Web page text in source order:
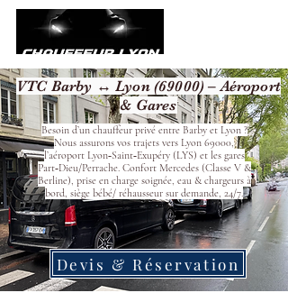
VTC Barby ↔ Lyon (69000) – Aéroport
& Gares
Besoin d’un chauffeur privé entre Barby et Lyon ?
Nous assurons vos trajets vers Lyon 69000,
l’aéroport Lyon‑Saint‑Exupéry (LYS) et les gares
Part‑Dieu/Perrache. Confort Mercedes (Classe V &
Berline), prise en charge soignée, eau & chargeurs à
bord, siège bébé/ réhausseur sur demande, 24/7.
Devis & Réservation